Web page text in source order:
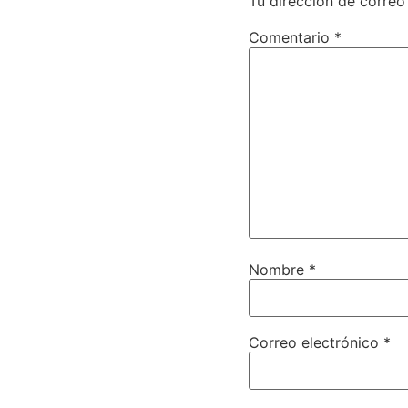
Comentario *
Nombre *
Correo electrónico *